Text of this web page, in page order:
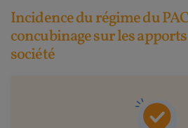
Incidence du régime du
concubinage sur les
société